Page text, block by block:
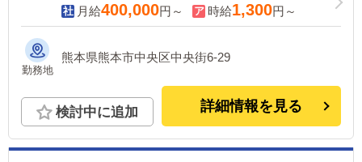
月給400,000円～ 時給1,300円～
勤務地
熊本県熊本市中央区中央街6-29
検討中に追加 詳細情報を見る